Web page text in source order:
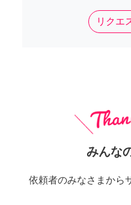
リクエ
みんな
依頼者のみなさまから